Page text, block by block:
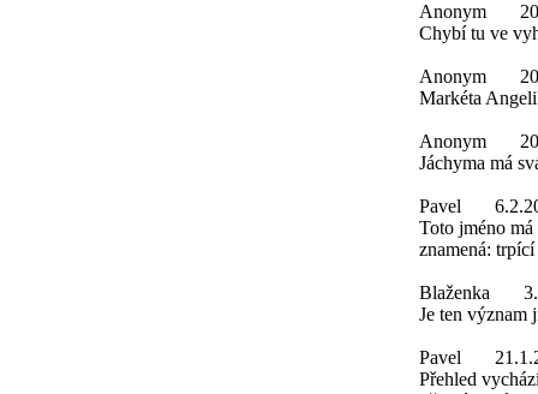
Anonym
Chybí tu ve
Anonym
Markéta
Anonym
Jáchyma má
Pavel
Toto jméno
znamená:
Blaženka
Je ten význam
Pavel
Přehled